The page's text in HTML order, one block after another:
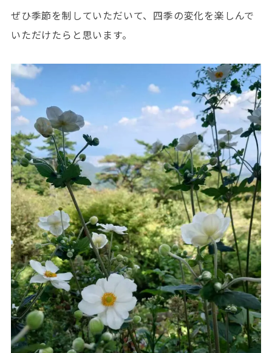
ぜひ季節を制していただいて、四季の変化を楽しんで
いただけたらと思います。